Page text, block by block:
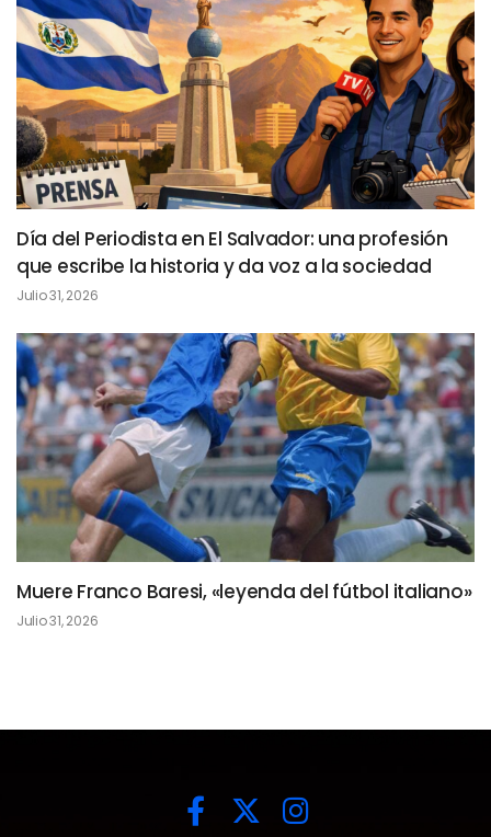
Día del Periodista en El Salvador: una profesión
que escribe la historia y da voz a la sociedad
Julio 31, 2026
Muere Franco Baresi, «leyenda del fútbol italiano»
Julio 31, 2026